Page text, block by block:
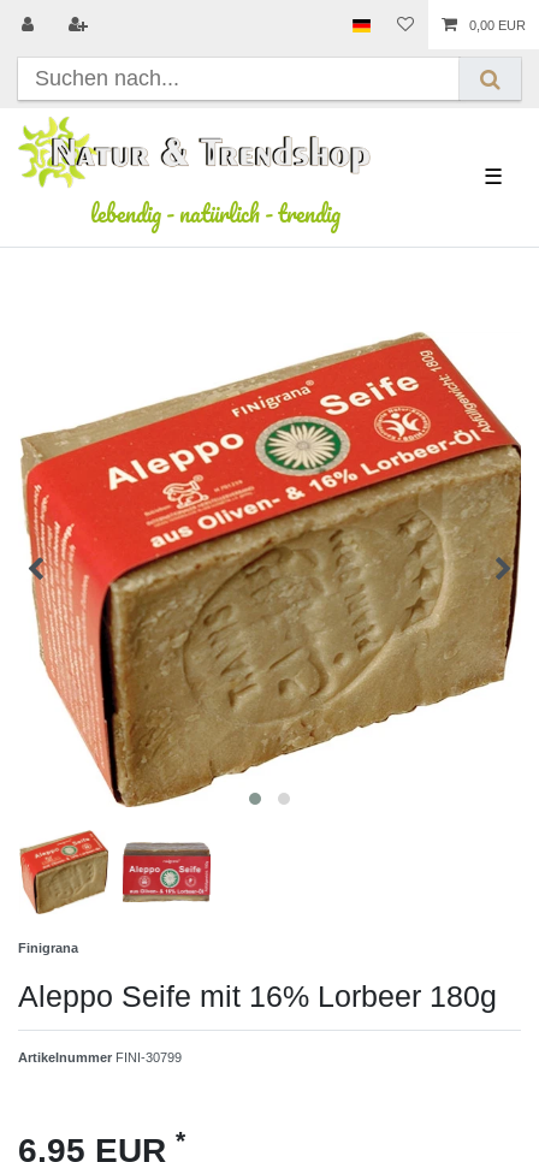
0,00 EUR
lebendig-natürlich-trendig
☰
Finigrana
Aleppo Seife mit 16% Lorbeer 180g
Artikelnummer FINI-30799
6,95 EUR *